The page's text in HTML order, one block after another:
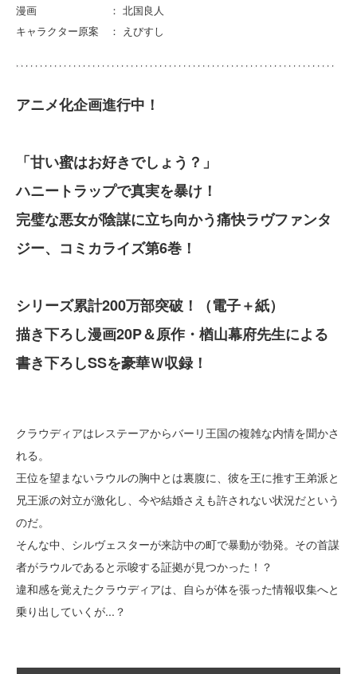
漫画 ： 北国良人
キャラクター原案 ： えびすし
アニメ化企画進行中！
「甘い蜜はお好きでしょう？」
ハニートラップで真実を暴け！
完璧な悪女が陰謀に立ち向かう痛快ラヴファンタ
ジー、コミカライズ第6巻！
シリーズ累計200万部突破！（電子＋紙）
描き下ろし漫画20P＆原作・楢山幕府先生による
書き下ろしSSを豪華Ｗ収録！
クラウディアはレステーアからバーリ王国の複雑な内情を聞かさ
れる。
王位を望まないラウルの胸中とは裏腹に、彼を王に推す王弟派と
兄王派の対立が激化し、今や結婚さえも許されない状況だという
のだ。
そんな中、シルヴェスターが来訪中の町で暴動が勃発。その首謀
者がラウルであると示唆する証拠が見つかった！？
違和感を覚えたクラウディアは、自らが体を張った情報収集へと
乗り出していくが...？